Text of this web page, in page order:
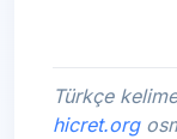
Türkçe
hicret.org